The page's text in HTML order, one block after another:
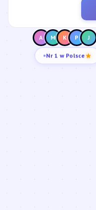
A M K P J
Nr 1 w Polsce